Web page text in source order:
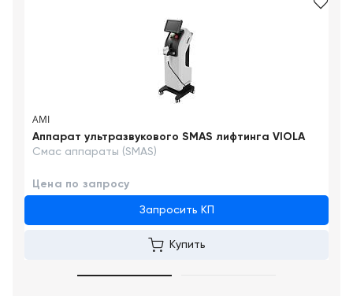
AMI
Аппарат ультразвукового SMAS лифтинга VIOLA
Смас аппараты (SMAS)
Цена по запросу
Запросить КП
Купить